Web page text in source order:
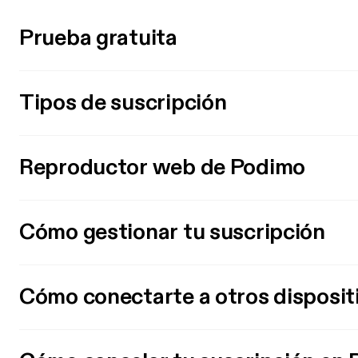
Prueba gratuita
Tipos de suscripción
Reproductor web de Podimo
Cómo gestionar tu suscripción
Cómo conectarte a otros